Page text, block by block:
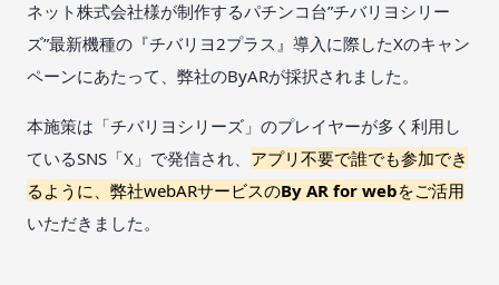
ネット株式会社様が制作するパチンコ台”チバリヨシリー
ズ”最新機種の『チバリヨ2プラス』導入に際したXのキャン
ペーンにあたって、弊社のByARが採択されました。
本施策は「チバリヨシリーズ」のプレイヤーが多く利用し
ているSNS「X」で発信され、 アプリ不要で誰でも参加でき
るように、弊社webARサービスのBy AR for webをご活用
いただきました。